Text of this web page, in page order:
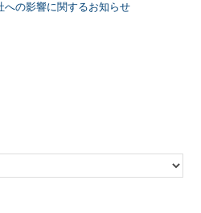
の影響に関するお知らせ